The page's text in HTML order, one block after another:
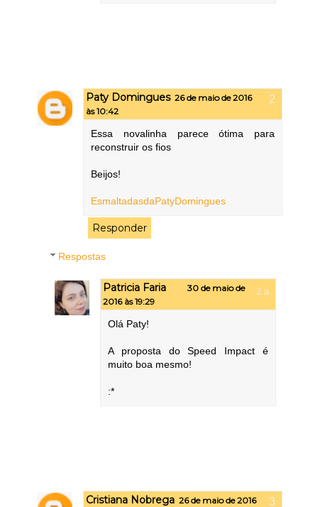
Paty Domingues 26 de maio de 2016
às 10:42
Essa novalinha parece ótima para
reconstruir os fios
Beijos!
EsmaltadasdaPatyDomingues
Responder
Respostas
Patricia Faria
30 de maio de
2016 às 19:29
Olá Paty!
A proposta do Speed Impact é
muito boa mesmo!
:*
Cristiana Nobrega 26 de maio de 2016